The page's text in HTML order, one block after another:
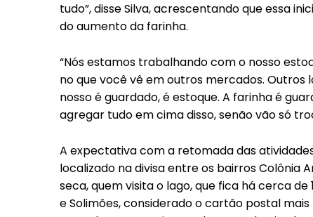
tudo”, disse Silva, acrescentando que essa
do aumento da farinha.
“Nós estamos trabalhando com o nosso
no que você vê em outros mercados. Outros
nosso é guardado, é estoque. A farinha é
agregar tudo em cima disso, senão vão só
A expectativa com a retomada das
localizado na divisa entre os bairros Colônia
seca, quem visita o lago, que fica há cerca
e Solimões, considerado o cartão postal